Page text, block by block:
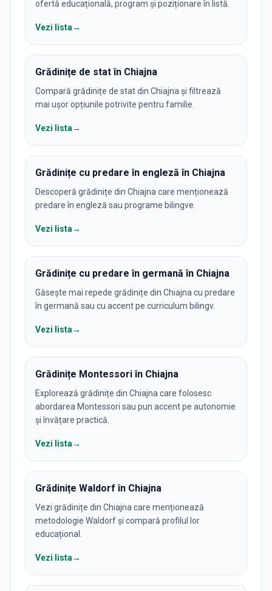
ofertă educațională, program și poziționare în listă.
Vezi lista→
Grădinițe de stat în Chiajna
Compară grădinițe de stat din Chiajna și filtrează
mai ușor opțiunile potrivite pentru familie.
Vezi lista→
Grădinițe cu predare în engleză în Chiajna
Descoperă grădinițe din Chiajna care menționează
predare în engleză sau programe bilingve.
Vezi lista→
Grădinițe cu predare în germană în Chiajna
Găsește mai repede grădinițe din Chiajna cu predare
în germană sau cu accent pe curriculum bilingv.
Vezi lista→
Grădinițe Montessori în Chiajna
Explorează grădinițe din Chiajna care folosesc
abordarea Montessori sau pun accent pe autonomie
și învățare practică.
Vezi lista→
Grădinițe Waldorf în Chiajna
Vezi grădinițe din Chiajna care menționează
metodologie Waldorf și compară profilul lor
educațional.
Vezi lista→